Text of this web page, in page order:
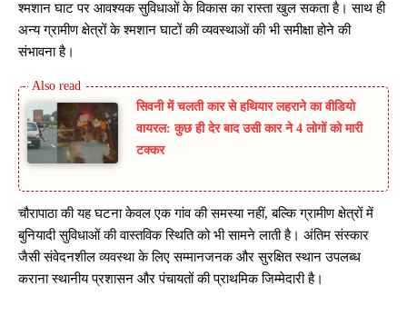
श्मशान घाट पर आवश्यक सुविधाओं के विकास का रास्ता खुल सकता है। साथ ही
अन्य ग्रामीण क्षेत्रों के श्मशान घाटों की व्यवस्थाओं की भी समीक्षा होने की
संभावना है।
सिवनी में चलती कार से हथियार लहराने का वीडियो
वायरल: कुछ ही देर बाद उसी कार ने 4 लोगों को मारी
टक्कर
चौरापाठा की यह घटना केवल एक गांव की समस्या नहीं, बल्कि ग्रामीण क्षेत्रों में
बुनियादी सुविधाओं की वास्तविक स्थिति को भी सामने लाती है। अंतिम संस्कार
जैसी संवेदनशील व्यवस्था के लिए सम्मानजनक और सुरक्षित स्थान उपलब्ध
कराना स्थानीय प्रशासन और पंचायतों की प्राथमिक जिम्मेदारी है।